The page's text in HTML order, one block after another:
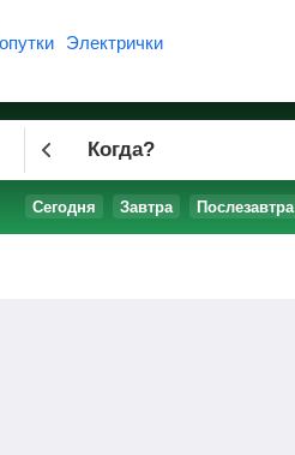
Электрички
Когда?
Сегодня Завтра Послезавтра